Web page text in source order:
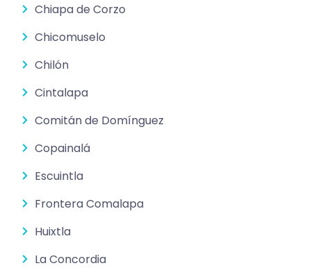
Chiapa de Corzo
Chicomuselo
Chilón
Cintalapa
Comitán de Domínguez
Copainalá
Escuintla
Frontera Comalapa
Huixtla
La Concordia